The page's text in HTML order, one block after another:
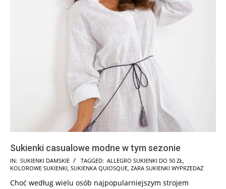
Sukienki casualowe modne w tym sezonie
2024-
10-
09
IN: SUKIENKI DAMSKIE TAGGED: ALLEGRO SUKIENKI DO 50 ZŁ
KOLOROWE SUKIENKI SUKIENKA QUIOSQUE ZARA SUKIENKI WYPRZEDAŻ
Choć według wielu osób najpopularniejszym strojem